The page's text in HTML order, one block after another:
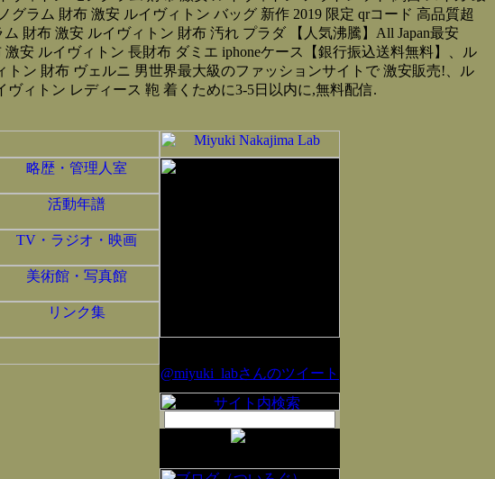
ラム 財布 激安 ルイヴィトン バッグ 新作 2019 限定 qrコード 高品質超
財布 激安 ルイヴィトン 財布 汚れ プラダ 【人気沸騰】All Japan最安
安 ルイヴィトン 長財布 ダミエ iphoneケース【銀行振込送料無料】、ル
ン 財布 ヴェルニ 男世界最大級のファッションサイトで 激安販売!、ル
ィトン レディース 鞄 着くために3-5日以内に,無料配信.
@miyuki_labさんのツイート